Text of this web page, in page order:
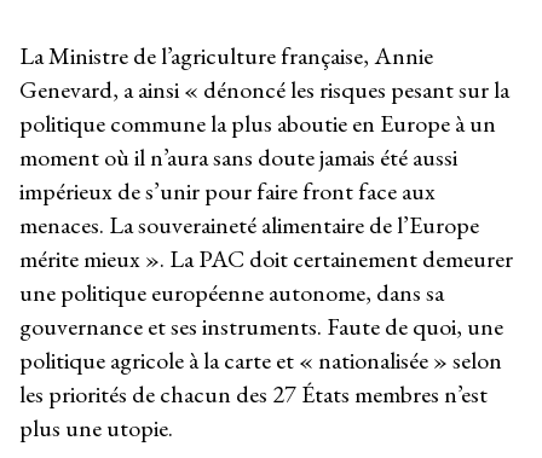
La Ministre de l’agriculture française, Annie
Genevard, a ainsi « dénoncé les risques pesant sur la
politique commune la plus aboutie en Europe à un
moment où il n’aura sans doute jamais été aussi
impérieux de s’unir pour faire front face aux
menaces. La souveraineté alimentaire de l’Europe
mérite mieux ». La PAC doit certainement demeurer
une politique européenne autonome, dans sa
gouvernance et ses instruments. Faute de quoi, une
politique agricole à la carte et « nationalisée » selon
les priorités de chacun des 27 États membres n’est
plus une utopie.